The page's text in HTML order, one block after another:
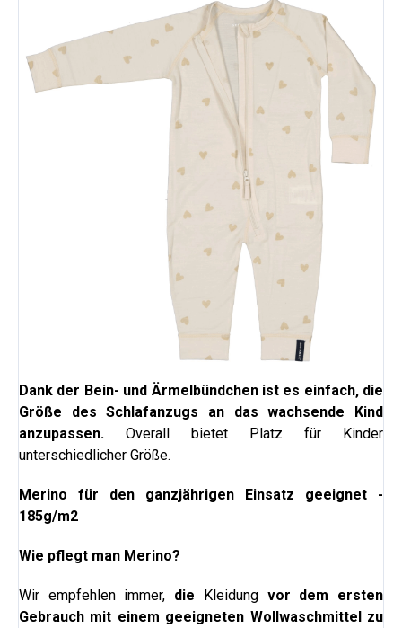
Dank der Bein- und Ärmelbündchen ist es einfach, die
Größe des Schlafanzugs an das wachsende Kind
anzupassen. Overall bietet Platz für Kinder
unterschiedlicher Größe.
Merino für den ganzjährigen Einsatz geeignet -
185g/m2
Wie pflegt man Merino?
Wir empfehlen immer, die Kleidung vor dem ersten
Gebrauch mit einem geeigneten Wollwaschmittel zu